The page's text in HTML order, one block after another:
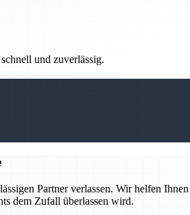
und zuverlässig.
Partner verlassen. Wir helfen
dem Zufall überlassen wird.